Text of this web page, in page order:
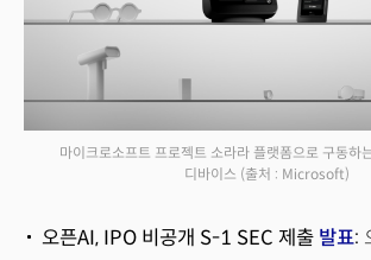
마이크로소프트 프로젝트 소라라 플랫폼으로 구동하
디바이스 (출처 : Microsoft)
오픈AI, IPO 비공개 S-1 SEC 제출 발표: